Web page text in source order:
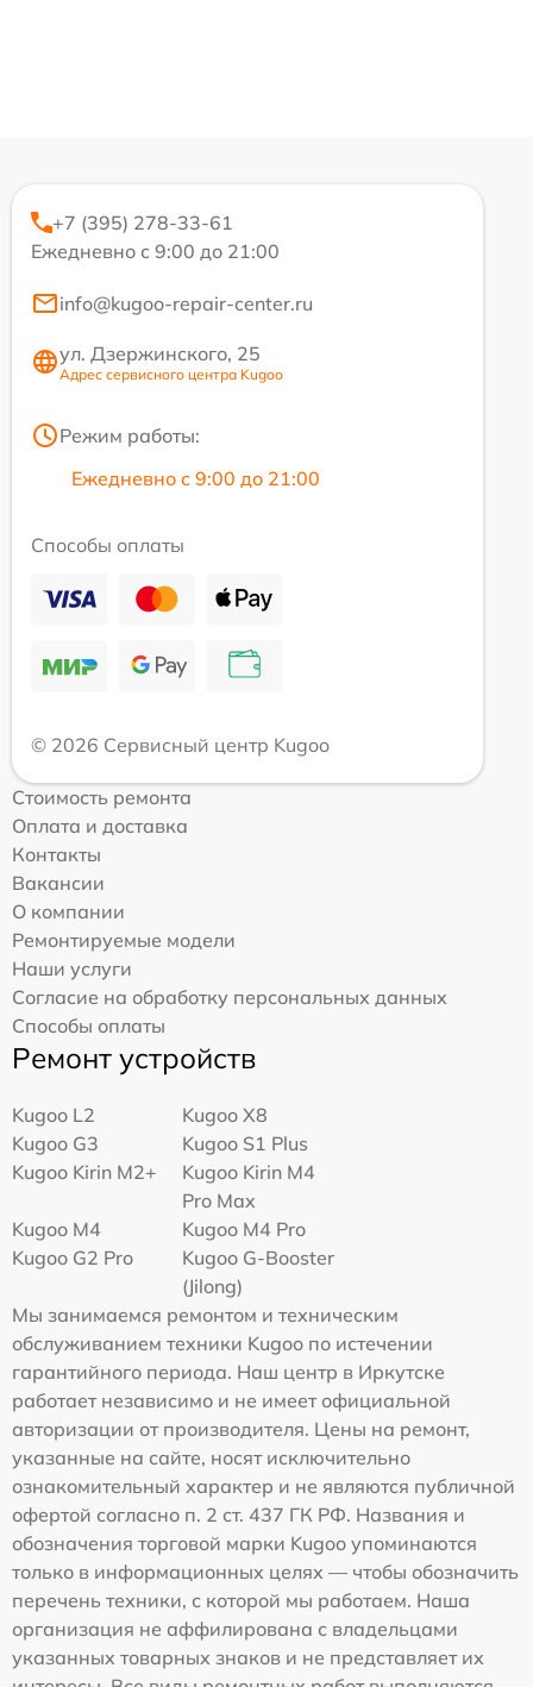
+7 (395) 278-33-61
Ежедневно с 9:00 до 21:00
info@kugoo-repair-center.ru
ул. Дзержинского, 25
Адрес сервисного центра Kugoo
Режим работы:
Ежедневно с 9:00 до 21:00
Способы оплаты
© 2026 Сервисный центр Kugoo
Стоимость ремонта
Оплата и доставка
Контакты
Вакансии
О компании
Ремонтируемые модели
Наши услуги
Согласие на обработку персональных данных
Способы оплаты
Ремонт устройств
Kugoo L2
Kugoo X8
Kugoo G3
Kugoo S1 Plus
Kugoo Kirin M2+
Kugoo Kirin M4
Pro Max
Kugoo M4
Kugoo M4 Pro
Kugoo G2 Pro
Kugoo G-Booster
(Jilong)
Мы занимаемся ремонтом и техническим
обслуживанием техники Kugoo по истечении
гарантийного периода. Наш центр в Иркутске
работает независимо и не имеет официальной
авторизации от производителя. Цены на ремонт,
указанные на сайте, носят исключительно
ознакомительный характер и не являются публичной
офертой согласно п. 2 ст. 437 ГК РФ. Названия и
обозначения торговой марки Kugoo упоминаются
только в информационных целях — чтобы обозначить
перечень техники, с которой мы работаем. Наша
организация не аффилирована с владельцами
указанных товарных знаков и не представляет их